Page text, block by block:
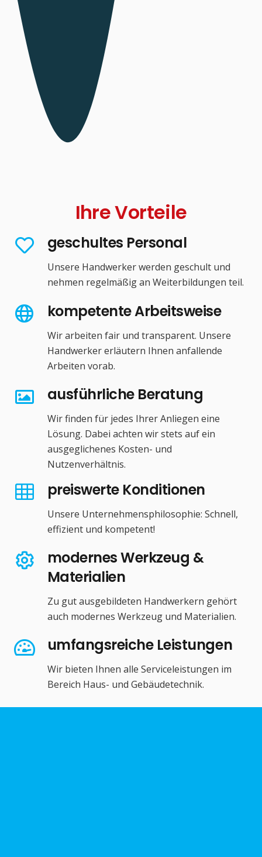
Ihre Vorteile
geschultes Personal
Unsere Handwerker werden geschult und
nehmen regelmäßig an Weiterbildungen teil.
kompetente Arbeitsweise
Wir arbeiten fair und transparent. Unsere
Handwerker erläutern Ihnen anfallende
Arbeiten vorab.
ausführliche Beratung
Wir finden für jedes Ihrer Anliegen eine
Lösung. Dabei achten wir stets auf ein
ausgeglichenes Kosten- und
Nutzenverhältnis.
preiswerte Konditionen
Unsere Unternehmensphilosophie: Schnell,
effizient und kompetent!
modernes Werkzeug &
Materialien
Zu gut ausgebildeten Handwerkern gehört
auch modernes Werkzeug und Materialien.
umfangsreiche Leistungen
Wir bieten Ihnen alle Serviceleistungen im
Bereich Haus- und Gebäudetechnik.